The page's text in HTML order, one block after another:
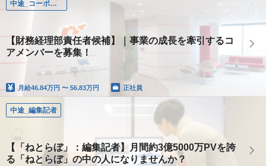
中途_コーポレート
【財務経理部責任者候補】｜事業の成長を牽引するコ
アメンバーを募集！
月給46.84万円 〜 56.83万円 正社員
中途_編集記者
【「ねとらぼ」：編集記者】月間約3億5000万PVを誇
る「ねとらぼ」の中の人になりませんか？